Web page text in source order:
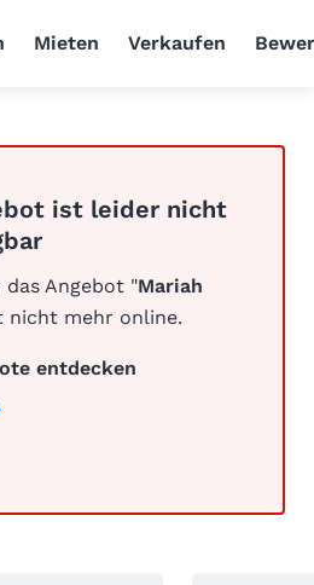
Mieten Verkaufen
ist leider nicht
Angebot "Mariah
nicht mehr online.
entdecken